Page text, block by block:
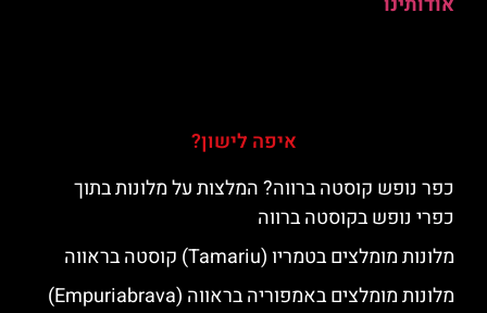
איפה לישון?
כפר נופש קוסטה ברווה? המלצות על מלונות בתוך
כפרי נופש בקוסטה ברווה
מלונות מומלצים בטמריו (Tamariu) קוסטה בראווה
מלונות מומלצים באמפוריה בראווה (Empuriabrava)